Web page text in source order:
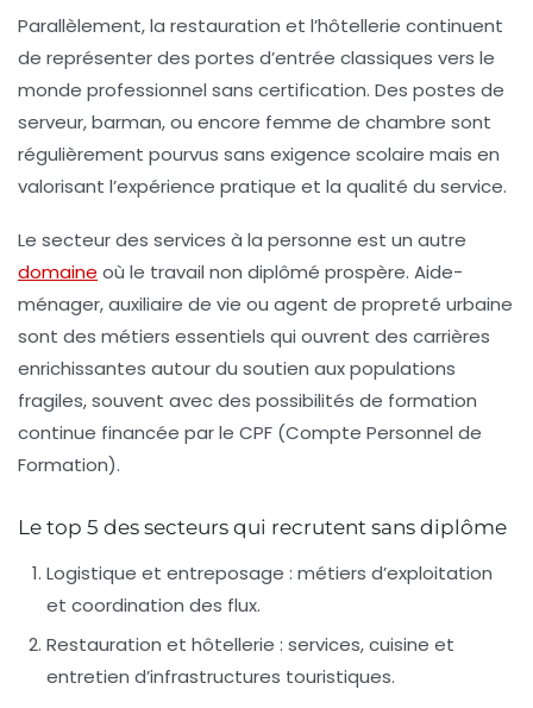
Parallèlement, la restauration et l’hôtellerie continuent
de représenter des portes d’entrée classiques vers le
monde professionnel sans certification. Des postes de
serveur, barman, ou encore femme de chambre sont
régulièrement pourvus sans exigence scolaire mais en
valorisant l’expérience pratique et la qualité du service.
Le secteur des services à la personne est un autre
domaine où le travail non diplômé prospère. Aide-
ménager, auxiliaire de vie ou agent de propreté urbaine
sont des métiers essentiels qui ouvrent des carrières
enrichissantes autour du soutien aux populations
fragiles, souvent avec des possibilités de formation
continue financée par le CPF (Compte Personnel de
Formation).
Le top 5 des secteurs qui recrutent sans diplôme
Logistique et entreposage : métiers d’exploitation
et coordination des flux.
Restauration et hôtellerie : services, cuisine et
entretien d’infrastructures touristiques.